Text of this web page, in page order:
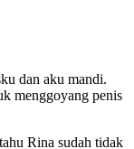
dan aku mandi.
menggoyang penis
Rina sudah tidak